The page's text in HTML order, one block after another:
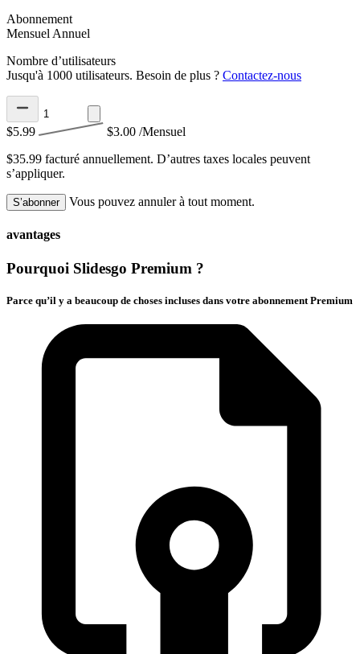
Abonnement
Mensuel Annuel
Nombre d’utilisateurs
Jusqu'à 1000 utilisateurs. Besoin de plus ? Contactez-nous
$5.99 $3.00 /Mensuel
$35.99 facturé annuellement. D’autres taxes locales peuvent
s’appliquer.
S’abonner Vous pouvez annuler à tout moment.
avantages
Pourquoi Slidesgo Premium ?
Parce qu’il y a beaucoup de choses incluses dans votre abonnement Premium